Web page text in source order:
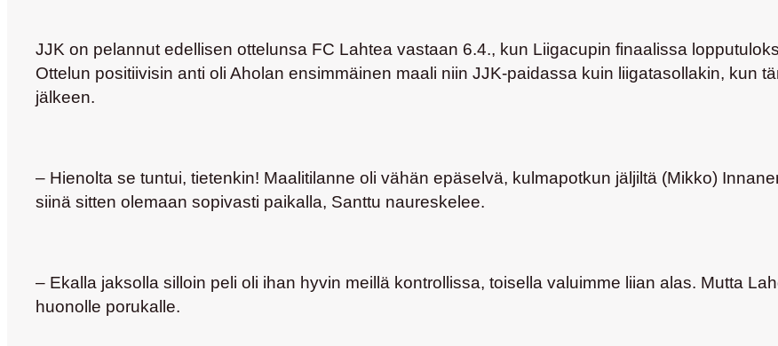
JJK on pelannut edellisen ottelunsa FC Lahtea vastaan 6.4., kun Liigacupin finaalissa
Ottelun positiivisin anti oli Aholan ensimmäinen maali niin JJK-paidassa kuin liigatasollakin, kun
jälkeen.
– Hienolta se tuntui, tietenkin! Maalitilanne oli vähän epäselvä, kulmapotkun jäljiltä (Mikko)
siinä sitten olemaan sopivasti paikalla, Santtu naureskelee.
– Ekalla jaksolla silloin peli oli ihan hyvin meillä kontrollissa, toisella valuimme liian alas. Mutta
huonolle porukalle.